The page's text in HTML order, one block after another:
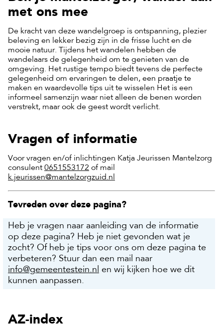
met ons mee
De kracht van deze wandelgroep is ontspanning, plezier
beleving en lekker bezig zijn in de frisse lucht en de
mooie natuur. Tijdens het wandelen hebben de
wandelaars de gelegenheid om te genieten van de
omgeving. Het rustige tempo biedt tevens de perfecte
gelegenheid om ervaringen te delen, een praatje te
maken en waardevolle tips uit te wisselen Het is een
informeel samenzijn waar niet alleen de benen worden
verstrekt, maar ook de geest wordt verlicht.
Vragen of informatie
Voor vragen en/of inlichtingen Katja Jeurissen Mantelzorg
consulent 0651553172 of mail
k.jeurissen@mantelzorgzuid.nl
Tevreden over deze pagina?
Heb je vragen naar aanleiding van de informatie
op deze pagina? Heb je niet gevonden wat je
zocht? Of heb je tips voor ons om deze pagina te
verbeteren? Stuur dan een mail naar
info@gemeentestein.nl en wij kijken hoe we dit
kunnen aanpassen.
AZ-index